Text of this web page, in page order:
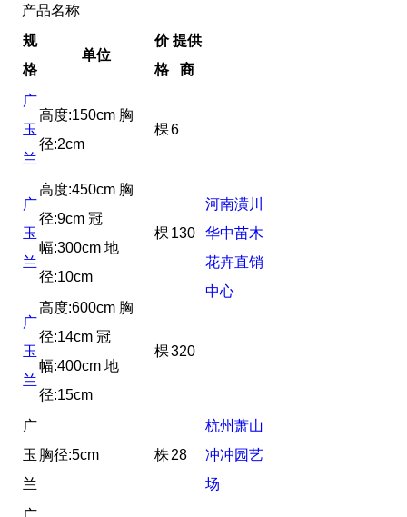
产品名称
规
格
单位
价
格
提供
商
广
玉
兰
高度:150cm 胸
径:2cm
棵6
河南潢川
华中苗木
花卉直销
中心
广
玉
兰
高度:450cm 胸
径:9cm 冠
幅:300cm 地
径:10cm
棵130
广
玉
兰
高度:600cm 胸
径:14cm 冠
幅:400cm 地
径:15cm
棵320
广
玉
兰
胸径:5cm 株28
杭州萧山
冲冲园艺
场